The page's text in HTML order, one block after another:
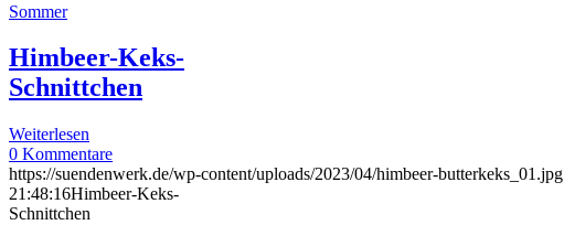
Sommer
Himbeer-Keks-
Schnittchen
Weiterlesen
0 Kommentare
https://suendenwerk.de/wp-content/uploads/2023/04/himbeer-butterkeks_01.jpg
21:48:16Himbeer-Keks-
Schnittchen